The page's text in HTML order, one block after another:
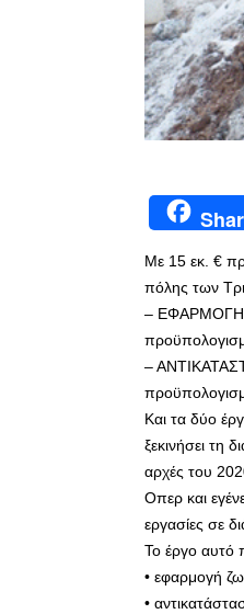
Με 15 εκ. €
πόλης των
– ΕΦΑΡΜΟΓΗ
–
Και τα δύο
ξεκινήσει τη
αρχές του
Οπερ και
εργασίες σε
Το έργο αυτό
• εφαρμογή
•